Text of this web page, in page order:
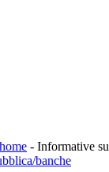
- Informative
banche